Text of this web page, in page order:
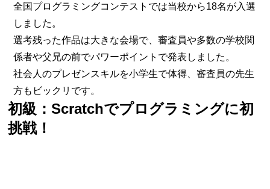
全国プログラミングコンテストでは当校から18名が入選
しました。
選考残った作品は大きな会場で、審査員や多数の学校関
係者や父兄の前でパワーポイントで発表しました。
社会人のプレゼンスキルを小学生で体得、審査員の先生
方もビックリです。
初級：Scratchでプログラミングに初
挑戦！